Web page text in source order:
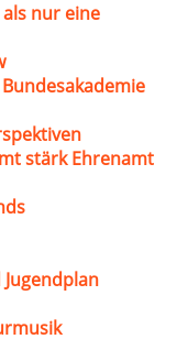
nur eine
stärk Ehrenamt